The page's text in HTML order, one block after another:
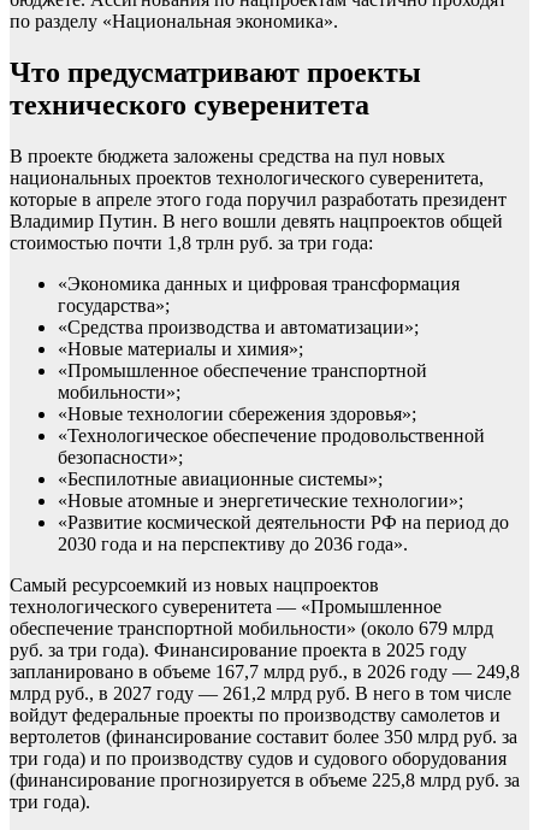
по разделу «Национальная экономика».
Что предусматривают проекты
технического суверенитета
В проекте бюджета заложены средства на пул новых
национальных проектов технологического суверенитета,
которые в апреле этого года поручил разработать президент
Владимир Путин. В него вошли девять нацпроектов общей
стоимостью почти 1,8 трлн руб. за три года:
«Экономика данных и цифровая трансформация
государства»;
«Средства производства и автоматизации»;
«Новые материалы и химия»;
«Промышленное обеспечение транспортной
мобильности»;
«Новые технологии сбережения здоровья»;
«Технологическое обеспечение продовольственной
безопасности»;
«Беспилотные авиационные системы»;
«Новые атомные и энергетические технологии»;
«Развитие космической деятельности РФ на период до
2030 года и на перспективу до 2036 года».
Самый ресурсоемкий из новых нацпроектов
технологического суверенитета — «Промышленное
обеспечение транспортной мобильности» (около 679 млрд
руб. за три года). Финансирование проекта в 2025 году
запланировано в объеме 167,7 млрд руб., в 2026 году — 249,8
млрд руб., в 2027 году — 261,2 млрд руб. В него в том числе
войдут федеральные проекты по производству самолетов и
вертолетов (финансирование составит более 350 млрд руб. за
три года) и по производству судов и судового оборудования
(финансирование прогнозируется в объеме 225,8 млрд руб. за
три года).